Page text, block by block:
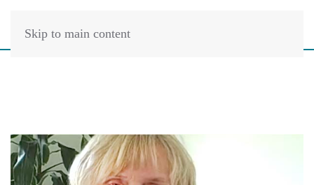
Skip to main content